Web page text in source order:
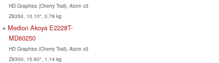
HD Graphics (Cherry Trail), Atom x5
Z8350, 10.10", 0.79 kg
Medion Akoya E2228T-
MD60250
HD Graphics (Cherry Trail), Atom x5
Z8300, 15.60", 1.14 kg